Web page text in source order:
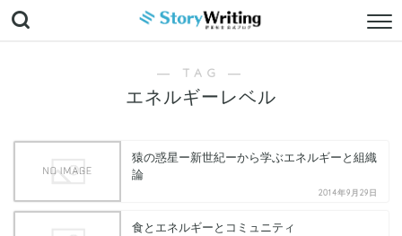
― TAG ―
エネルギーレベル
猿の惑星ー新世紀ーから学ぶエネルギーと組織
論
2014年9月29日
食とエネルギーとコミュニティ